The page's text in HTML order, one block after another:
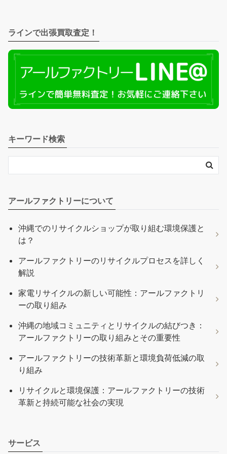
ラインで出張買取査定！
キーワード検索
アールファクトリーについて
沖縄でのリサイクルショップが取り組む環境保護と
は？
アールファクトリーのリサイクルプロセスを詳しく
解説
家電リサイクルの新しい可能性：アールファクトリ
ーの取り組み
沖縄の地域コミュニティとリサイクルの結びつき：
アールファクトリーの取り組みとその重要性
アールファクトリーの技術革新と環境負荷低減の取
り組み
リサイクルと環境保護：アールファクトリーの技術
革新と持続可能な社会の実現
サービス